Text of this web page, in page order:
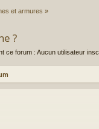
et armures »
?
ce forum : Aucun utilisateur